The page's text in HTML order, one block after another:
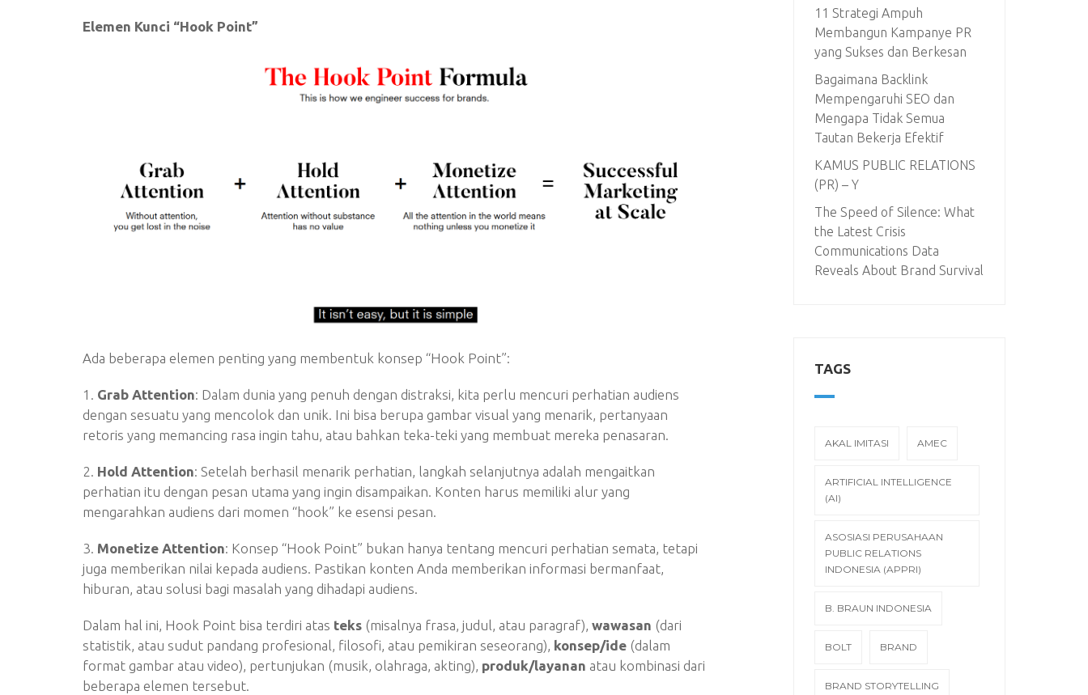
Elemen Kunci “Hook Point”
Ada beberapa elemen penting yang membentuk konsep “Hook Point”:
1. Grab Attention: Dalam dunia yang penuh dengan distraksi, kita perlu mencuri perhatian audiens
dengan sesuatu yang mencolok dan unik. Ini bisa berupa gambar visual yang menarik, pertanyaan
retoris yang memancing rasa ingin tahu, atau bahkan teka-teki yang membuat mereka penasaran.
2. Hold Attention: Setelah berhasil menarik perhatian, langkah selanjutnya adalah mengaitkan
perhatian itu dengan pesan utama yang ingin disampaikan. Konten harus memiliki alur yang
mengarahkan audiens dari momen “hook” ke esensi pesan.
3. Monetize Attention: Konsep “Hook Point” bukan hanya tentang mencuri perhatian semata, tetapi
juga memberikan nilai kepada audiens. Pastikan konten Anda memberikan informasi bermanfaat,
hiburan, atau solusi bagi masalah yang dihadapi audiens.
Dalam hal ini, Hook Point bisa terdiri atas teks (misalnya frasa, judul, atau paragraf), wawasan (dari
statistik, atau sudut pandang profesional, filosofi, atau pemikiran seseorang), konsep/ide (dalam
format gambar atau video), pertunjukan (musik, olahraga, akting), produk/layanan atau kombinasi dari
beberapa elemen tersebut.
11 Strategi Ampuh
Membangun Kampanye PR
yang Sukses dan Berkesan
Bagaimana Backlink
Mempengaruhi SEO dan
Mengapa Tidak Semua
Tautan Bekerja Efektif
KAMUS PUBLIC RELATIONS
(PR) – Y
The Speed of Silence: What
the Latest Crisis
Communications Data
Reveals About Brand Survival
TAGS
AKAL IMITASI AMEC
ARTIFICIAL INTELLIGENCE
(AI)
ASOSIASI PERUSAHAAN
PUBLIC RELATIONS
INDONESIA (APPRI)
B. BRAUN INDONESIA
BOLT BRAND
BRAND STORYTELLING